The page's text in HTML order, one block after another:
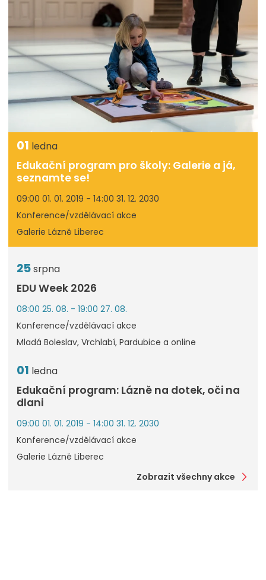
01 ledna
Edukační program pro školy: Galerie a já,
seznamte se!
09:00 01. 01. 2019 - 14:00 31. 12. 2030
Konference/vzdělávací akce
Galerie Lázně Liberec
25srpna
EDU Week 2026
08:00 25. 08. - 19:00 27. 08.
Konference/vzdělávací akce
Mladá Boleslav, Vrchlabí, Pardubice a online
01 ledna
Edukační program: Lázně na dotek, oči na
dlani
09:00 01. 01. 2019 - 14:00 31. 12. 2030
Konference/vzdělávací akce
Galerie Lázně Liberec
Zobrazit všechny akce